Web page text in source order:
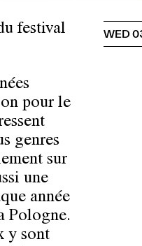
festival
pour le
genres
sur
une
année
Pologne.
y sont
WED